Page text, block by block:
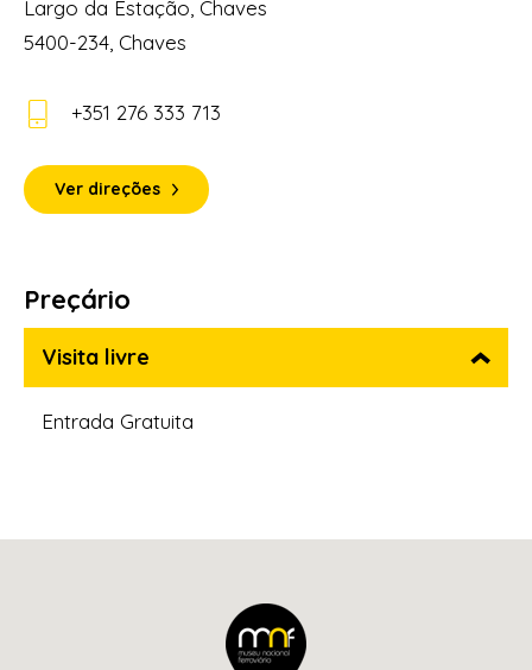
Largo da Estação, Chaves
5400-234, Chaves
+351 276 333 713
Ver direções
Preçário
Visita livre
Entrada Gratuita